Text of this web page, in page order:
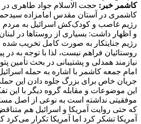
کاشمر خبر: حجت الاسلام جواد طاهری در
کاشمری در آستان مقدس امامزاده
رژیم غاصب و کودک‌کش اسرائیل به مردم
و اظهار داشت: بسیاری از روستاها در
رژیم جنایتکار به صورت کامل تخریب
روستائیان فراهم نیست، لذا با توجه به
نیازمند همدلی و پشتیبانی در بحث تأمین
امام جمعه کاشمر با اشاره به حمله
جریان خاص برای بزرگ جلوه دادن این
این موضوعات و مقابله گروه دیگر با این
موفقیتی نداشته است به نوعی از اصل
که حتی روایت آمریکا و اسرائیل هم
آمریکا تشکر کرد اما آمریکا تکرار می‌کرد